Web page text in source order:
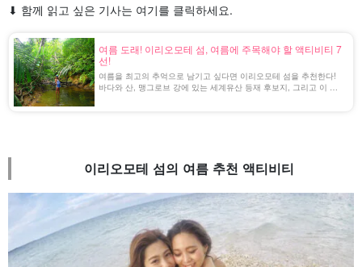
⬇︎ 함께 읽고 싶은 기사는 여기를 클릭하세요.
여름 도래! 이리오모테 섬, 여름에 주목해야 할 액티비티 7
선!
여름을 최고의 추억으로 남기고 싶다면 이리오모테 섬을 추천한다!
바다와 산, 맹그로브 강에 있는 세계유산 등재 후보지, 그리고 이 시
이리오모테 섬의 여름 추천 액티비티